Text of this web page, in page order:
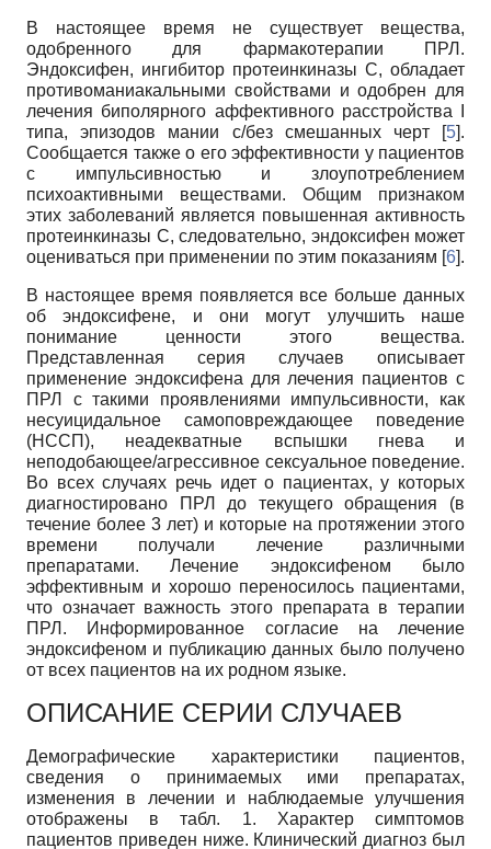
В настоящее время не существует вещества,
одобренного для фармакотерапии ПРЛ.
Эндоксифен, ингибитор протеинкиназы С, обладает
противоманиакальными свойствами и одобрен для
лечения биполярного аффективного расстройства I
типа, эпизодов мании с/без смешанных черт [5].
Сообщается также о его эффективности у пациентов
с импульсивностью и злоупотреблением
психоактивными веществами. Общим признаком
этих заболеваний является повышенная активность
протеинкиназы С, следовательно, эндоксифен может
оцениваться при применении по этим показаниям [6].
В настоящее время появляется все больше данных
об эндоксифене, и они могут улучшить наше
понимание ценности этого вещества.
Представленная серия случаев описывает
применение эндоксифена для лечения пациентов с
ПРЛ с такими проявлениями импульсивности, как
несуицидальное самоповреждающее поведение
(НССП), неадекватные вспышки гнева и
неподобающее/агрессивное сексуальное поведение.
Во всех случаях речь идет о пациентах, у которых
диагностировано ПРЛ до текущего обращения (в
течение более 3 лет) и которые на протяжении этого
времени получали лечение различными
препаратами. Лечение эндоксифеном было
эффективным и хорошо переносилось пациентами,
что означает важность этого препарата в терапии
ПРЛ. Информированное согласие на лечение
эндоксифеном и публикацию данных было получено
от всех пациентов на их родном языке.
ОПИСАНИЕ СЕРИИ СЛУЧАЕВ
Демографические характеристики пациентов,
сведения о принимаемых ими препаратах,
изменения в лечении и наблюдаемые улучшения
отображены в табл. 1. Характер симптомов
пациентов приведен ниже. Клинический диагноз был